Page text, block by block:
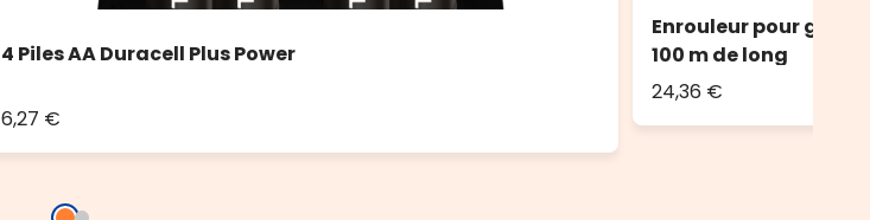
4 Piles AA Duracell Plus Power
6,27 €
Enrouleur pour
100 m de long
24,36 €